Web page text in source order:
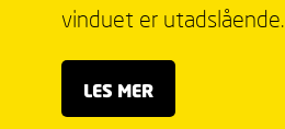
vinduet er utadslående.
LES MER